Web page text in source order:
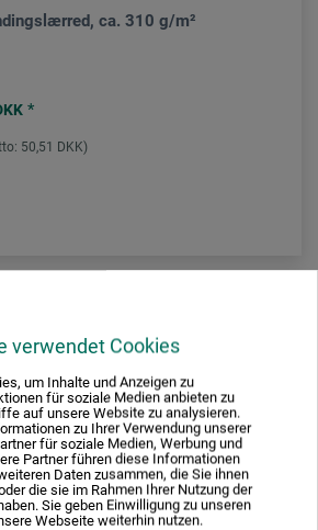
verwendet Cookies
um Inhalte und Anzeigen zu
für soziale Medien anbieten zu
auf unsere Website zu analysieren.
zu Ihrer Verwendung unserer
für soziale Medien, Werbung und
Partner führen diese Informationen
Daten zusammen, die Sie ihnen
die sie im Rahmen Ihrer Nutzung der
Sie geben Einwilligung zu unseren
Webseite weiterhin nutzen.
ca. 310 g/m²
*
50,51 DKK)